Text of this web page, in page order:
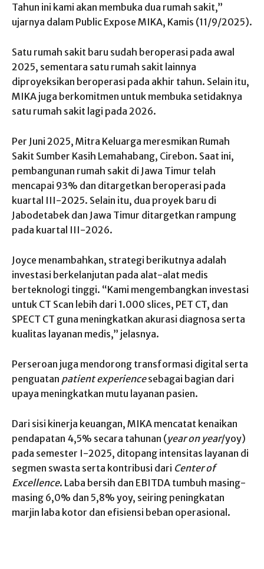
Tahun ini kami akan membuka dua rumah sakit,”
ujarnya dalam Public Expose MIKA, Kamis (11/9/2025).
Satu rumah sakit baru sudah beroperasi pada awal
2025, sementara satu rumah sakit lainnya
diproyeksikan beroperasi pada akhir tahun. Selain itu,
MIKA juga berkomitmen untuk membuka setidaknya
satu rumah sakit lagi pada 2026.
Per Juni 2025, Mitra Keluarga meresmikan Rumah
Sakit Sumber Kasih Lemahabang, Cirebon. Saat ini,
pembangunan rumah sakit di Jawa Timur telah
mencapai 93% dan ditargetkan beroperasi pada
kuartal III-2025. Selain itu, dua proyek baru di
Jabodetabek dan Jawa Timur ditargetkan rampung
pada kuartal III-2026.
Joyce menambahkan, strategi berikutnya adalah
investasi berkelanjutan pada alat-alat medis
berteknologi tinggi. “Kami mengembangkan investasi
untuk CT Scan lebih dari 1.000 slices, PET CT, dan
SPECT CT guna meningkatkan akurasi diagnosa serta
kualitas layanan medis,” jelasnya.
Perseroan juga mendorong transformasi digital serta
penguatan patient experiencesebagai bagian dari
upaya meningkatkan mutu layanan pasien.
Dari sisi kinerja keuangan, MIKA mencatat kenaikan
pendapatan 4,5% secara tahunan (year on year/yoy)
pada semester I-2025, ditopang intensitas layanan di
segmen swasta serta kontribusi dari Center of
Excellence. Laba bersih dan EBITDA tumbuh masing-
masing 6,0% dan 5,8% yoy, seiring peningkatan
marjin laba kotor dan efisiensi beban operasional.